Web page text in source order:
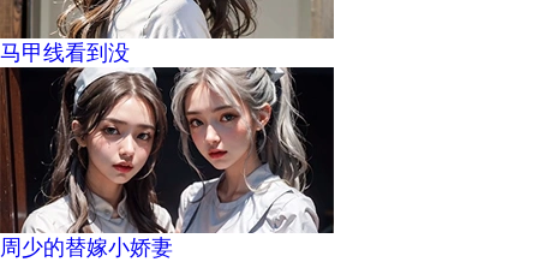
马甲线看到没
周少的替嫁小娇妻